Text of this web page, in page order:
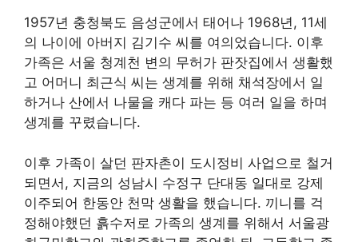
1957년 충청북도 음성군에서 태어나 1968년, 11세
의 나이에 아버지 김기수 씨를 여의었습니다. 이후
가족은 서울 청계천 변의 무허가 판잣집에서 생활했
고 어머니 최근식 씨는 생계를 위해 채석장에서 일
하거나 산에서 나물을 캐다 파는 등 여러 일을 하며
생계를 꾸렸습니다.
이후 가족이 살던 판자촌이 도시정비 사업으로 철거
되면서, 지금의 성남시 수정구 단대동 일대로 강제
이주되어 한동안 천막 생활을 했습니다. 끼니를 걱
정해야했던 흙수저로 가족의 생계를 위해서 서울광